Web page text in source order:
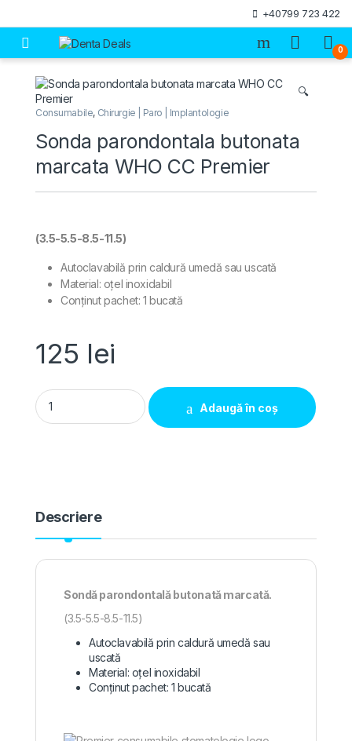
+40799 723 422
Open 0
🔍
Consumabile, Chirurgie | Paro | Implantologie
Sonda parondontala butonata
marcata WHO CC Premier
(3.5-5.5-8.5-11.5)
Autoclavabilă prin caldură umedă sau uscată
Material: oțel inoxidabil
Conținut pachet: 1 bucată
125 lei
Sonda parondontala butonata marcata WHO CC Premier
Adaugă în coș
Descriere
Sondă parondontală butonată marcată.
(3.5-5.5-8.5-11.5)
Autoclavabilă prin caldură umedă sau
uscată
Material: oțel inoxidabil
Conținut pachet: 1 bucată